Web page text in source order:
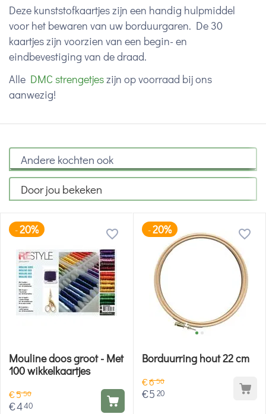
Deze kunststofkaartjes zijn een handig hulpmiddel
voor het bewaren van uw borduurgaren. De 30
kaartjes zijn voorzien van een begin- en
eindbevestiging van de draad.
Alle DMC strengetjeszijn op voorraad bij ons
aanwezig!
Andere kochten ook
Door jou bekeken
-20%
Mouline doos groot - Met
100 wikkelkaartjes
€550
€440
-20%
Borduurring hout 22 cm
€650
€5 20